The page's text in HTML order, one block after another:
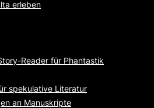
erleben
Reader für Phantastik
spekulative Literatur
an Manuskripte